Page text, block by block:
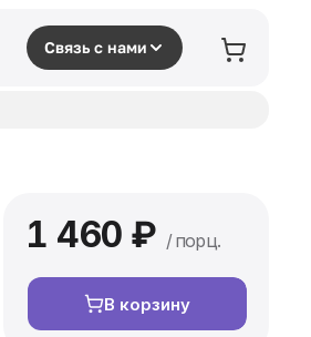
Связь с нами
1 460 ₽ / порц.
В корзину